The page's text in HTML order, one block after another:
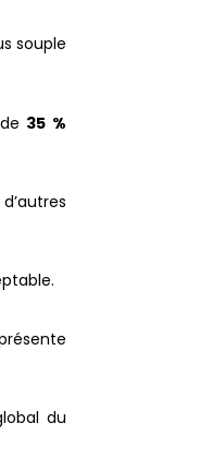
souple
35 %
du